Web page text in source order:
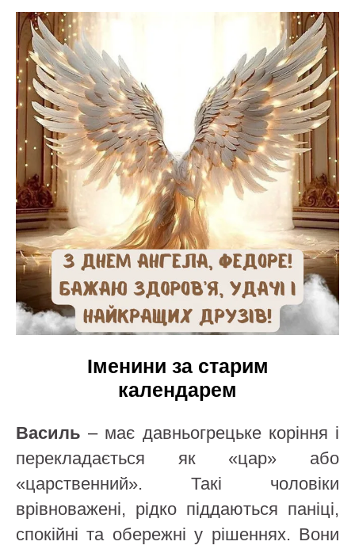
Іменини за старим
календарем
Василь – має давньогрецьке коріння і
перекладається як «цар» або
«царственний». Такі чоловіки
врівноважені, рідко піддаються паніці,
спокійні та обережні у рішеннях. Вони